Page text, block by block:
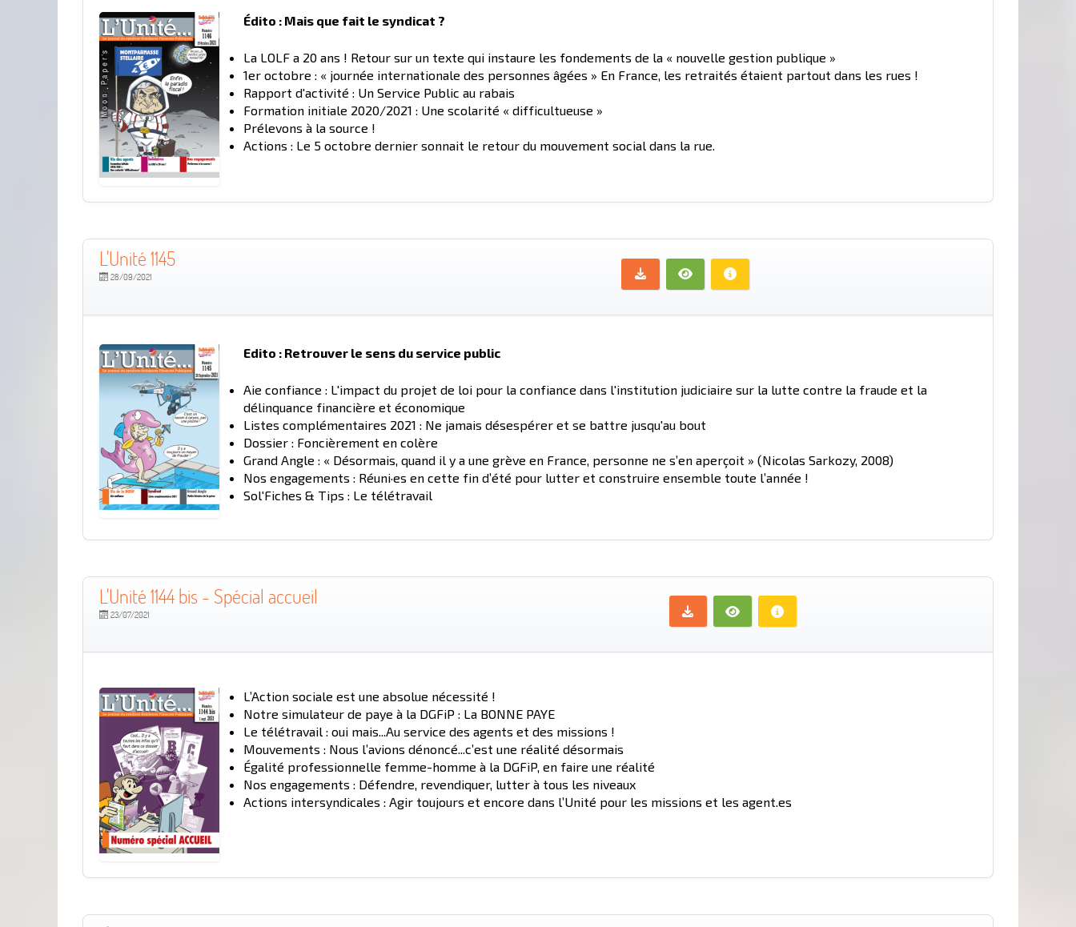
Édito : Mais que fait le syndicat ?
La LOLF a 20 ans ! Retour sur un texte qui instaure les fondements de la « nouvelle gestion publique »
1er octobre : « journée internationale des personnes âgées » En France, les retraités étaient partout dans les rues !
Rapport d'activité : Un Service Public au rabais
Formation initiale 2020/2021 : Une scolarité « difficultueuse »
Prélevons à la source !
Actions : Le 5 octobre dernier sonnait le retour du mouvement social dans la rue.
L'Unité 1145
28/09/2021
Edito : Retrouver le sens du service public
Aie confiance : L'impact du projet de loi pour la confiance dans l'institution judiciaire sur la lutte contre la fraude et la
délinquance financière et économique
Listes complémentaires 2021 : Ne jamais désespérer et se battre jusqu'au bout
Dossier : Foncièrement en colère
Grand Angle : « Désormais, quand il y a une grève en France, personne ne s’en aperçoit » (Nicolas Sarkozy, 2008)
Nos engagements : Réuni·es en cette fin d’été pour lutter et construire ensemble toute l’année !
Sol'Fiches & Tips : Le télétravail
L'Unité 1144 bis - Spécial accueil
23/07/2021
L’Action sociale est une absolue nécessité !
Notre simulateur de paye à la DGFiP : La BONNE PAYE
Le télétravail : oui mais...Au service des agents et des missions !
Mouvements : Nous l’avions dénoncé...c’est une réalité désormais
Égalité professionnelle femme-homme à la DGFiP, en faire une réalité
Nos engagements : Défendre, revendiquer, lutter à tous les niveaux
Actions intersyndicales : Agir toujours et encore dans l’Unité pour les missions et les agent.es